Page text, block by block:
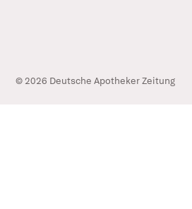
© 2026 Deutsche Apotheker Zeitung